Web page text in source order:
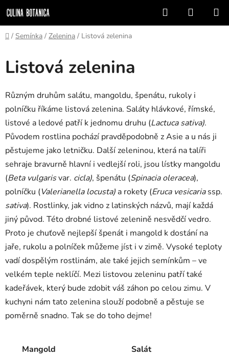
na
obsah
Hledat
KOŠÍK
Domů
/ Semínka / Zelenina / Listová zelenina
Listová zelenina
Různým druhům salátu, mangoldu, špenátu, rukoly i
polníčku říkáme listová zelenina. Saláty hlávkové, římské,
listové a ledové patří k jednomu druhu (Lactuca sativa).
Původem rostlina pochází pravděpodobně z Asie a u nás ji
pěstujeme jako letničku. Další zeleninou, která na talíři
sehraje bravurně hlavní i vedlejší roli, jsou lístky mangoldu
(Beta vulgarisvar. cicla), špenátu (Spinacia oleracea),
polníčku (Valerianella locusta) a rokety (Eruca vesicariassp.
sativa). Rostlinky, jak vidno z latinských názvů, mají každá
jiný původ. Této drobné listové zelenině nesvědčí vedro.
Proto je chuťově nejlepší špenát i mangold k dostání na
jaře, rukolu a polníček můžeme jíst i v zimě. Vysoké teploty
vadí dospělým rostlinám, ale také jejich semínkům – ve
velkém teple neklíčí. Mezi listovou zeleninu patří také
kadeřávek, který bude zdobit váš záhon po celou zimu. V
kuchyni nám tato zelenina slouží podobně a pěstuje se
poměrně snadno. Tak se do toho dejme!
Mangold Salát